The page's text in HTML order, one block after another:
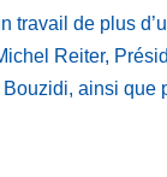
travail de plus
Reiter,
ainsi que